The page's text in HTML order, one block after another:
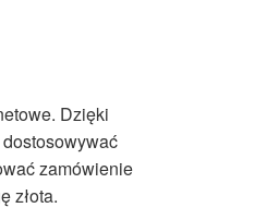
Dzięki
zamówienie
złota.